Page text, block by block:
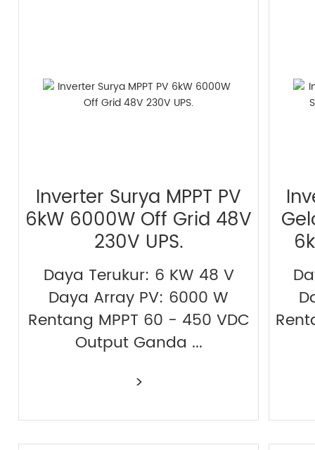
Inverter Surya MPPT PV
6kW 6000W Off Grid 48V
230V UPS.
Daya Terukur: 6 KW 48 V
Daya Array PV: 6000 W
Rentang MPPT 60 - 450 VDC
Output Ganda ...
>